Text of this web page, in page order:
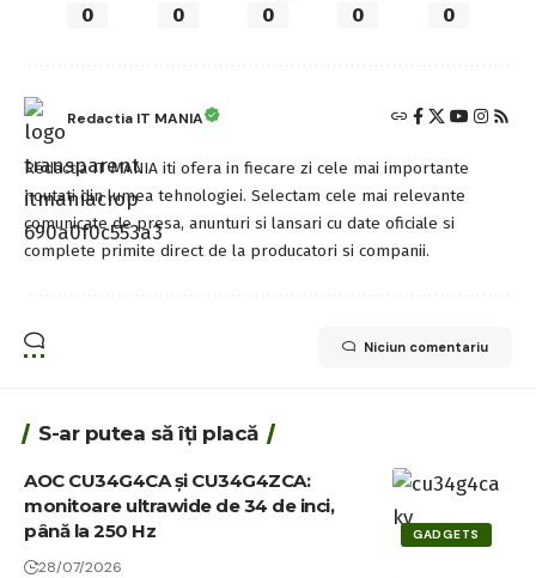
0 0 0 0 0
Redactia IT MANIA
Redactia IT MANIA iti ofera in fiecare zi cele mai importante
noutati din lumea tehnologiei. Selectam cele mai relevante
comunicate de presa, anunturi si lansari cu date oficiale si
complete primite direct de la producatori si companii.
Niciun comentariu
S-ar putea să îți placă
GADGETS
AOC CU34G4CA și CU34G4ZCA:
monitoare ultrawide de 34 de inci,
până la 250 Hz
28/07/2026